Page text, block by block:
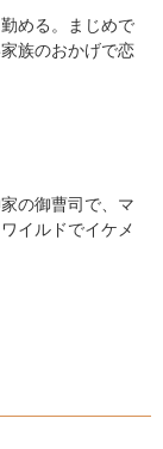
める。まじめで
族のおかげで恋
の御曹司で、マ
イルドでイケメ